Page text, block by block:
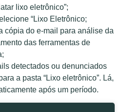
lixo eletrônico”;
“Lixo Eletrônico;
cópia do e-mail para análise da
das ferramentas de
detectados ou denunciados
a pasta “Lixo eletrônico”. Lá,
após um período.